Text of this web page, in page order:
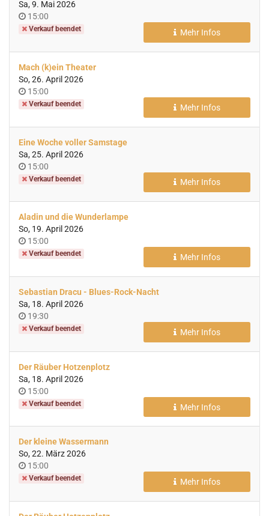
Sa, 9. Mai 2026
Uhrzeit
15:00
Verkauf beendet Mehr Infos
Mach (k)ein Theater
So, 26. April 2026
Uhrzeit
15:00
Verkauf beendet Mehr Infos
Eine Woche voller Samstage
Sa, 25. April 2026
Uhrzeit
15:00
Verkauf beendet Mehr Infos
Aladin und die Wunderlampe
So, 19. April 2026
Uhrzeit
15:00
Verkauf beendet Mehr Infos
Sebastian Dracu - Blues-Rock-Nacht
Sa, 18. April 2026
Uhrzeit
19:30
Verkauf beendet Mehr Infos
Der Räuber Hotzenplotz
Sa, 18. April 2026
Uhrzeit
15:00
Verkauf beendet Mehr Infos
Der kleine Wassermann
So, 22. März 2026
Uhrzeit
15:00
Verkauf beendet Mehr Infos